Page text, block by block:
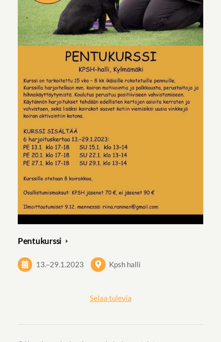
Pentukurssi
13.–29.1.2023 Kpsh halli
Selaa tulevia